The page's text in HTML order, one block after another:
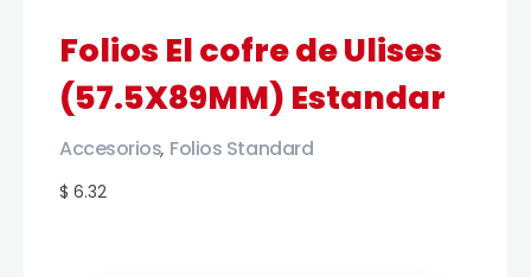
Folios El cofre de Ulises
(57.5X89MM) Estandar
$ 6.32
Accesorios, Folios Standard